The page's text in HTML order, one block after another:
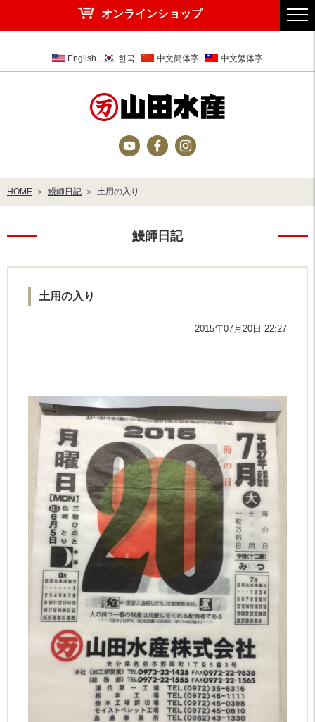
English 한국 中文簡体字 中文繁体字
オンラインショップ
HOME 鰻師日記 土用の入り
鰻師日記
土用の入り
2015年07月20日 22:27